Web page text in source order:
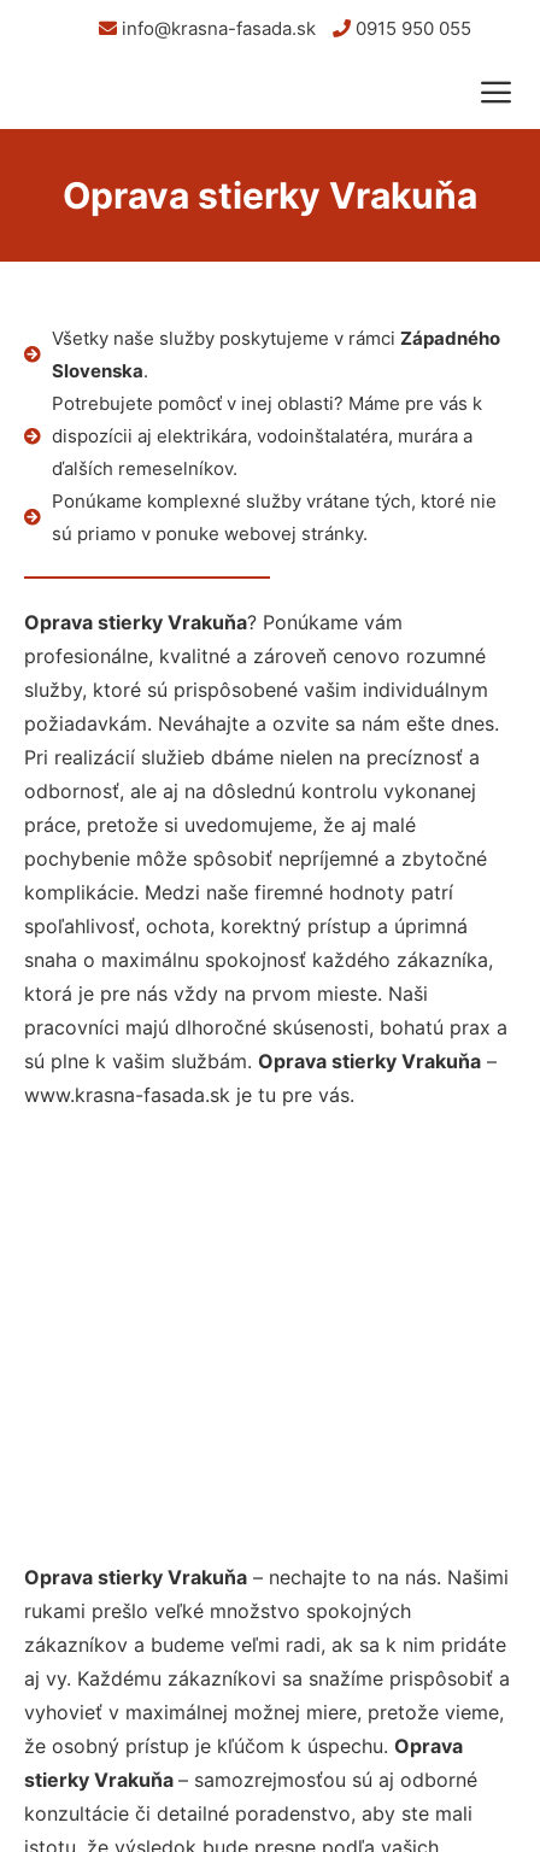
info@krasna-fasada.sk 0915 950 055
Oprava stierky Vrakuňa
Všetky naše služby poskytujeme v rámci Západného
Slovenska.
Potrebujete pomôcť v inej oblasti? Máme pre vás k
dispozícii aj elektrikára, vodoinštalatéra, murára a
ďalších remeselníkov.
Ponúkame komplexné služby vrátane tých, ktoré nie
sú priamo v ponuke webovej stránky.
Oprava stierky Vrakuňa? Ponúkame vám
profesionálne, kvalitné a zároveň cenovo rozumné
služby, ktoré sú prispôsobené vašim individuálnym
požiadavkám. Neváhajte a ozvite sa nám ešte dnes.
Pri realizácií služieb dbáme nielen na precíznosť a
odbornosť, ale aj na dôslednú kontrolu vykonanej
práce, pretože si uvedomujeme, že aj malé
pochybenie môže spôsobiť nepríjemné a zbytočné
komplikácie. Medzi naše firemné hodnoty patrí
spoľahlivosť, ochota, korektný prístup a úprimná
snaha o maximálnu spokojnosť každého zákazníka,
ktorá je pre nás vždy na prvom mieste. Naši
pracovníci majú dlhoročné skúsenosti, bohatú prax a
sú plne k vašim službám. Oprava stierky Vrakuňa –
www.krasna-fasada.sk je tu pre vás.
Oprava stierky Vrakuňa – nechajte to na nás. Našimi
rukami prešlo veľké množstvo spokojných
zákazníkov a budeme veľmi radi, ak sa k nim pridáte
aj vy. Každému zákazníkovi sa snažíme prispôsobiť a
vyhovieť v maximálnej možnej miere, pretože vieme,
že osobný prístup je kľúčom k úspechu. Oprava
stierky Vrakuňa – samozrejmosťou sú aj odborné
konzultácie či detailné poradenstvo, aby ste mali
istotu, že výsledok bude presne podľa vašich